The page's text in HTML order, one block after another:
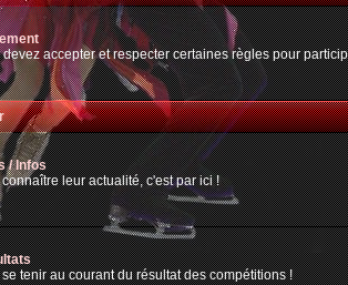
devez accepter et respecter certaines règles pour
/ Infos
leur actualité, c'est par ici !
tenir au courant du résultat des compétitions !